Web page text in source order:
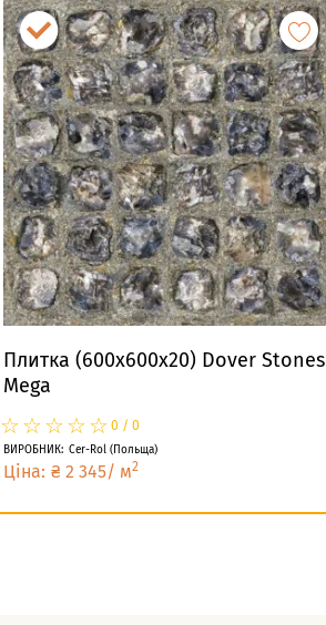
Плитка (600x600x20) Dover Stones
Mega
☆
★☆
★☆
★☆
★☆
★ 0 / 0
ВИРОБНИК: Cer-Rol (Польща)
Ціна: ₴ 2 345/ м2